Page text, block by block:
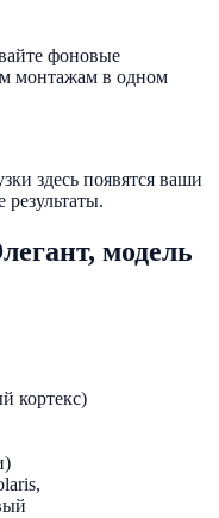
фоновые
монтажам в одном
здесь появятся ваши
модель
кортекс)